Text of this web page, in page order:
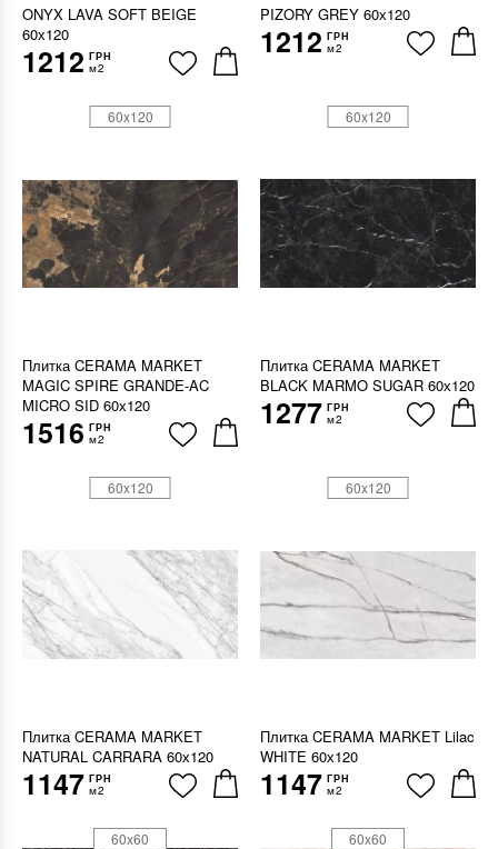
ONYX LAVA SOFT BEIGE
60х120
1212 ГРН
м2
PIZORY GREY 60х120
1212 ГРН
м2
Плитка CERAMA MARKET
MAGIC SPIRE GRANDE-AC
MICRO SID 60х120
1516 ГРН
м2
60x120
Плитка CERAMA MARKET
BLACK MARMO SUGAR 60х120
1277 ГРН
м2
60x120
Плитка CERAMA MARKET
NATURAL CARRARA 60х120
1147 ГРН
м2
60x120
Плитка CERAMA MARKET Lilac
WHITE 60х120
1147 ГРН
м2
60x120
60x60 60x60